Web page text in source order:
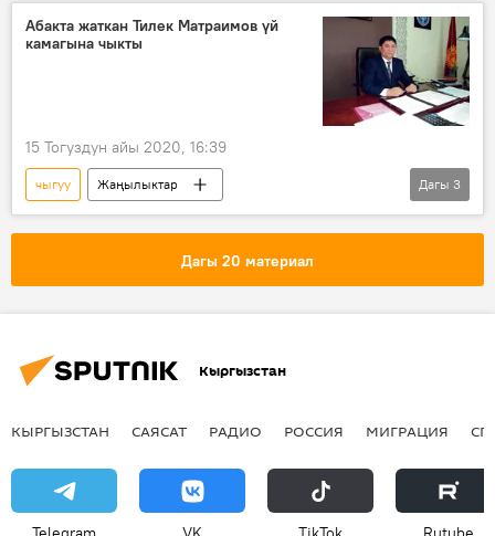
Коронавируска байланыштуу Кыргызстандагы кырдаал
Кыргызстан
Абакта жаткан Тилек Матраимов үй
камагына чыкты
15 Тогуздун айы 2020, 16:39
чыгуу
Жаңылыктар
Парламенттик шайлоодон кийинки окуялар
Дагы 3
Дагы 20 материал
Кыргызстан
КЫРГЫЗСТАН САЯСАТ РАДИО РОССИЯ МИГРАЦИЯ